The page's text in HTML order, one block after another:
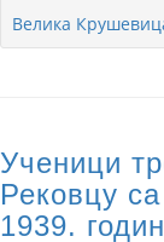
Велика
Ученици
Рековцу
1939.